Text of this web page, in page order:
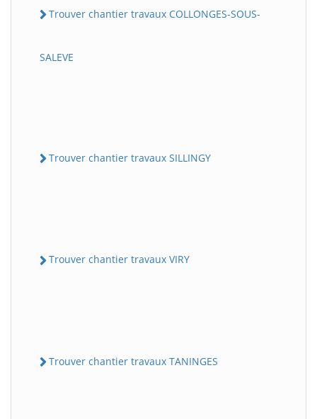
Trouver chantier travaux COLLONGES-SOUS-
SALEVE
Trouver chantier travaux SILLINGY
Trouver chantier travaux VIRY
Trouver chantier travaux TANINGES